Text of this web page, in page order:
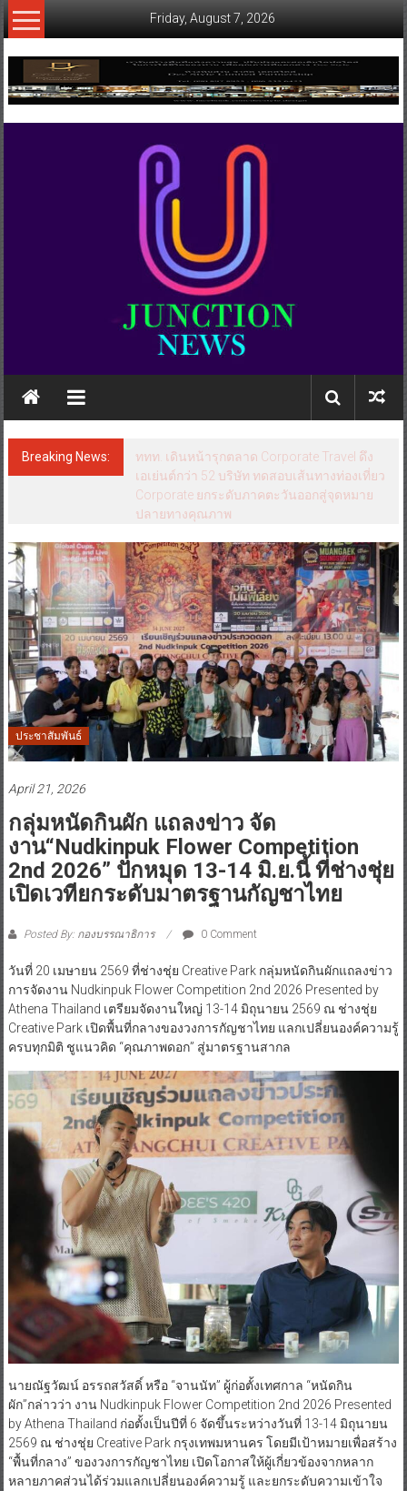
Skip
to
Friday, August 7, 2026
www.ujunctionnews.com
เว็บ
ข่าว
Breaking News:
ททท. ต้อนรับเที่ยวบินปฐมฤกษ์สายการบิน
TransNusa Airlines เส้นทางจาการ์ตา-
กรุงเทพฯ เสริม Air Connectivity ดึงนักท่อง
เที่ยวคุณภาพจากอินโดนีเซีย เริ่มเที่ยวแรกบิน
ประชาสัมพันธ์
กลุ่มหนัดกินผัก​ แถลงข่าว​ จัด
งาน“Nudkinpuk Flower Competition
2nd 2026” ปักหมุด 13-14 มิ.ย.นี้ ที่ช่างชุ่ย
เปิดเวทียกระดับมาตรฐานกัญชาไทย
วันที่​ 20​ เมษายน​ 2569​ ที่ช่างชุ่ย​ Creative Park กลุ่มหนัดกินผักแถลงข่าว
การจัดงาน Nudkinpuk Flower Competition 2nd 2026 Presented by
Athena Thailand เตรียมจัดงานใหญ่ 13-14 มิถุนายน 2569 ณ ช่างชุ่ย
Creative Park เปิดพื้นที่กลางของวงการกัญชาไทย แลกเปลี่ยนองค์ความรู้
นายณัฐวัฒน์ อรรถสวัสดิ์ หรือ​ “จานนัท” ผู้ก่อตั้งเทศกาล “หนัดกิน
ผัก”กล่าวว่า​ งาน Nudkinpuk Flower Competition 2nd 2026 Presented
by Athena Thailand​ ก่อตั้งเป็นปีที่​ 6 จัดขึ้นระหว่างวันที่ 13-14 มิถุนายน
2569 ณ ช่างชุ่ย Creative Park กรุงเทพมหานคร โดยมีเป้าหมายเพื่อสร้าง
“พื้นที่กลาง” ของวงการกัญชาไทย เปิดโอกาสให้ผู้เกี่ยวข้องจากหลาก